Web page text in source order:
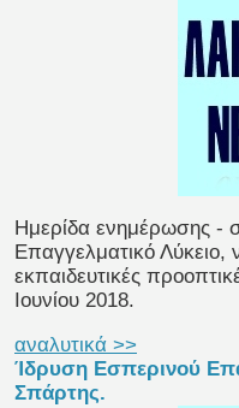
Hμερίδα ενημέρωσης -
Επαγγελματικό Λύκειο,
εκπαιδευτικές
Ιουνίου 2018.
αναλυτικά >>
Ίδρυση Εσπερινού
Σπάρτης.